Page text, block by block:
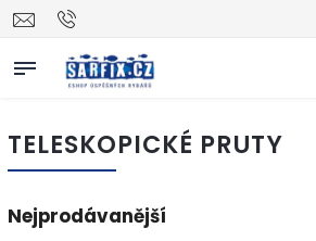
TELESKOPICKÉ PRUTY
Nejprodávanější